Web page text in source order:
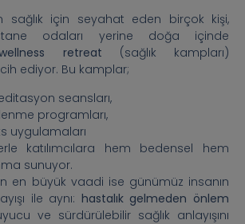
sağlık için seyahat eden birçok kişi,
odaları yerine doğa içinde
retreat (sağlık kampları)
ediyor. Bu kamplar;
seansları,
programları,
uygulamaları
katılımcılara hem bedensel hem
sunuyor.
en büyük vaadi ise günümüz insanın
ile aynı: hastalık gelmeden önlem
ve sürdürülebilir sağlık anlayışını